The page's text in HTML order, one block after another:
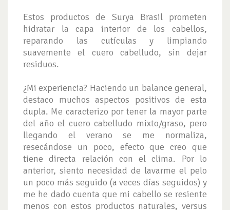
Estos productos de Surya Brasil prometen
hidratar la capa interior de los cabellos,
reparando las cutículas y limpiando
suavemente el cuero cabelludo, sin dejar
residuos.
¿Mi experiencia? Haciendo un balance general,
destaco muchos aspectos positivos de esta
dupla. Me caracterizo por tener la mayor parte
del año el cuero cabelludo mixto/graso, pero
llegando el verano se me normaliza,
resecándose un poco, efecto que creo que
tiene directa relación con el clima. Por lo
anterior, siento necesidad de lavarme el pelo
un poco más seguido (a veces días seguidos) y
me he dado cuenta que mi cabello se resiente
menos con estos productos naturales, versus